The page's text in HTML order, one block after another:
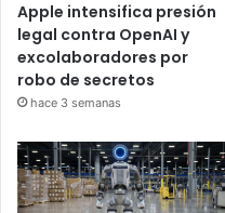
Apple intensifica presión
legal contra OpenAI y
excolaboradores por
robo de secretos
hace 3 semanas